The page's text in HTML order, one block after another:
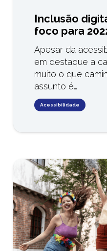
Inclusão
foco para
Apesar da
em destaque a
muito o que
assunto é…
Acessibilidade